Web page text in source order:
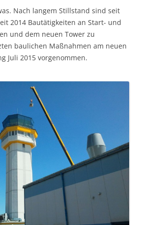
Nach langem Stillstand sind seit
2014 Bautätigkeiten an Start- und
und dem neuen Tower zu
baulichen Maßnahmen am neuen
Juli 2015 vorgenommen.